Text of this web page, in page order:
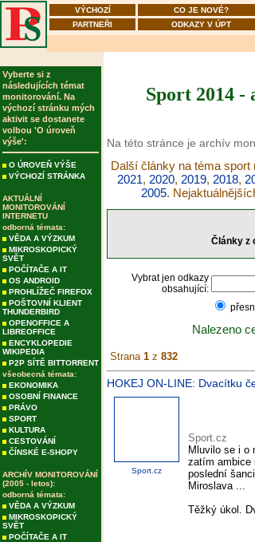
VÝCHOZÍ CO JE NOVÉ?
PARTNEŘI
ODKAZY V ÚPT
Vyberte si z
následujících témat
monitorování. Na
výchozí stránku mých
aktivit se dostanete
volbou 'O úroveň
výše':
O ÚROVEŇ VÝŠE
VÝCHOZÍ STRÁNKA
AKTUÁLNÍ
MONITOROVÁNÍ
INTERNETU
odborná témata:
VĚDA A VÝZKUM
MIKROSKOPICKÝ
SVĚT
POČÍTAČE A IT
OS ANDROID
PROHLÍŽEČ FIREFOX
POŠTOVNÍ KLIENT
THUNDERBIRD
OPENOFFICE A
LIBREOFFICE
ENCYKLOPEDIE
WIKIPEDIA
P2P SÍTĚ BITTORRENT
všeobecná témata:
EKONOMIKA
OSOBNÍ FINANCE
PRÁVO
SPORT
KULTURA
CESTOVÁNÍ
ČÍNSKÉ E-SHOPY
ARCHÍV MONITOROVÁNÍ
(2005 - letos):
odborná témata:
VĚDA A VÝZKUM
MIKROSKOPICKÝ
SVĚT
POČÍTAČE A IT
Sport 2014 -
Na této stránce je archív
Další články na téma
2021, 2020, 2019, 2018,
2005.
Články z
Vybrat jen odkazy
obsahující:
Nalezeno
Strana 1 z 832
HOKEJ ON-LINE: Dvacítku
Sport.cz
Sport.cz
Mluvilo se i o
zatím ambice
poslední
Miroslava ...
Těžký úkol.